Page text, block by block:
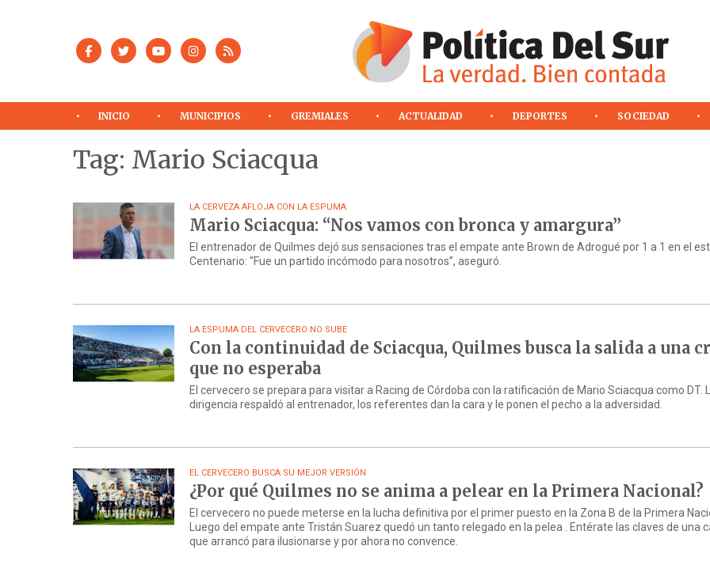
INICIO MUNICIPIOS GREMIALES ACTUALIDAD DEPORTES SOCIEDAD
Tag: Mario Sciacqua
LA CERVEZA AFLOJA CON LA ESPUMA
Mario Sciacqua: “Nos vamos con bronca y amargura”
El entrenador de Quilmes dejó sus sensaciones tras el empate ante Brown de Adrogué por 1 a 1 en el
Centenario: “Fue un partido incómodo para nosotros”, aseguró.
LA ESPUMA DEL CERVECERO NO SUBE
Con la continuidad de Sciacqua, Quilmes busca la salida a una
que no esperaba
El cervecero se prepara para visitar a Racing de Córdoba con la ratificación de Mario Sciacqua como DT.
dirigencia respaldó al entrenador, los referentes dan la cara y le ponen el pecho a la adversidad.
EL CERVECERO BUSCA SU MEJOR VERSIÓN
¿Por qué Quilmes no se anima a pelear en la Primera Nacional?
El cervecero no puede meterse en la lucha definitiva por el primer puesto en la Zona B de la Primera
Luego del empate ante Tristán Suarez quedó un tanto relegado en la pelea . Entérate las claves de una
que arrancó para ilusionarse y por ahora no convence.